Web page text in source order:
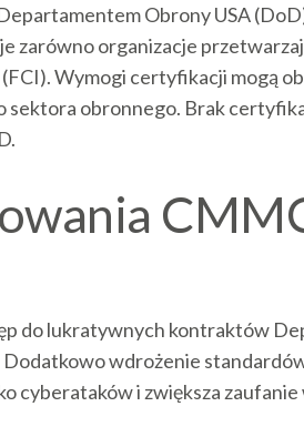
Obrony USA
zarówno organizacje
Wymogi certyfikacji mogą
sektora obronnego. Brak
do lukratywnych kontraktów
wdrożenie
cyberataków i zwiększa